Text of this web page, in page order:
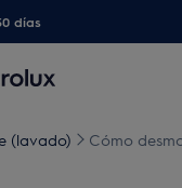
días
(lavado) Cómo